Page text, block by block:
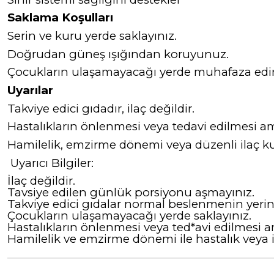
Saklama Koşulları
Serin ve kuru yerde saklayınız.
Doğrudan güneş ışığından koruyunuz.
Çocukların ulaşamayacağı yerde muhafaza
Uyarılar
Takviye edici gıdadır, ilaç değildir.
Hastalıkların önlenmesi veya tedavi edilmesi
Hamilelik, emzirme dönemi veya düzenli ilaç
Uyarıcı Bilgiler:
İlaç değildir.
Tavsiye edilen günlük porsiyonu aşmayınız.
Takviye edici gıdalar normal beslenmenin
Çocukların ulaşamayacağı yerde saklayınız.
Hastalıkların önlenmesi veya ted*avi edilmesi
Hamilelik ve emzirme dönemi ile hastalık veya